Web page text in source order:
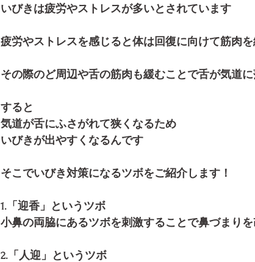
いびきは疲労やストレスが多いとされています
疲労やストレスを感じると体は回復に向けて筋肉
その際のど周辺や舌の筋肉も緩むことで舌が気道に
すると
気道が舌にふさがれて狭くなるため
いびきが出やすくなるんです
そこでいびき対策になるツボをご紹介します！
1.「迎香」というツボ
小鼻の両脇にあるツボを刺激することで鼻づまりを
2.「人迎」というツボ